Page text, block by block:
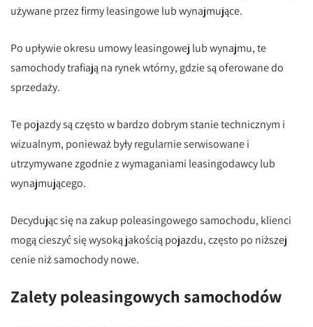
używane przez firmy leasingowe lub wynajmujące.
Po upływie okresu umowy leasingowej lub wynajmu, te
samochody trafiają na rynek wtórny, gdzie są oferowane do
sprzedaży.
Te pojazdy są często w bardzo dobrym stanie technicznym i
wizualnym, ponieważ były regularnie serwisowane i
utrzymywane zgodnie z wymaganiami leasingodawcy lub
wynajmującego.
Decydując się na zakup poleasingowego samochodu, klienci
mogą cieszyć się wysoką jakością pojazdu, często po niższej
cenie niż samochody nowe.
Zalety poleasingowych samochodów